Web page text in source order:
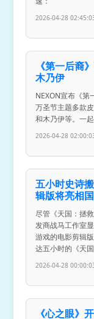
2026-04-28
《第一后裔
木乃伊
NEXON宣布《第
万圣节主题多款
和木乃伊等。一
2026-04-28
五小时史诗
辑版将亮相
尽管《天国：拯
发商战马工作室
游戏的电影剪辑
达五小时的《天
2026-04-28
《心之眼》